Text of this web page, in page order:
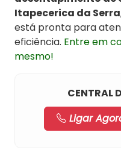
Itapecerica da Serra
está pronta para
eficiência. Entre em
mesmo!
CENTRAL
Ligar